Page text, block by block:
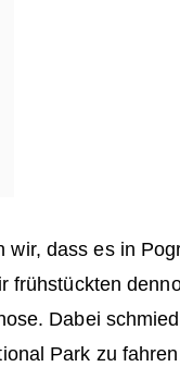
dass es in
frühstückten
Dabei
Park zu